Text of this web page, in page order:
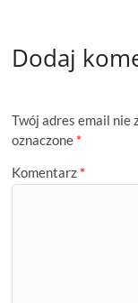
Dodaj
Twój adres email nie
oznaczone *
Komentarz *